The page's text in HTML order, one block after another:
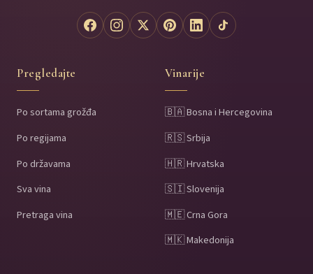
Pregledajte
Po sortama grožđa
Po regijama
Po državama
Sva vina
Pretraga vina
Vinarije
🇧🇦 Bosna i Hercegovina
🇷🇸 Srbija
🇭🇷 Hrvatska
🇸🇮 Slovenija
🇲🇪 Crna Gora
🇲🇰 Makedonija